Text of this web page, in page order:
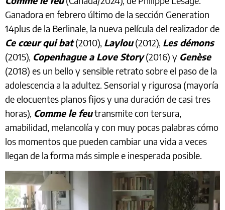
Ganadora en febrero último de la sección Generation
14plus de la Berlinale, la nueva película del realizador de
Ce cœur qui bat(2010), Laylou(2012), Les démons
(2015), Copenhague a Love Story(2016) y Genèse
(2018) es un bello y sensible retrato sobre el paso de la
adolescencia a la adultez. Sensorial y rigurosa (mayoría
de elocuentes planos fijos y una duración de casi tres
horas), Comme le feutransmite con tersura,
amabilidad, melancolía y con muy pocas palabras cómo
los momentos que pueden cambiar una vida a veces
llegan de la forma más simple e inesperada posible.